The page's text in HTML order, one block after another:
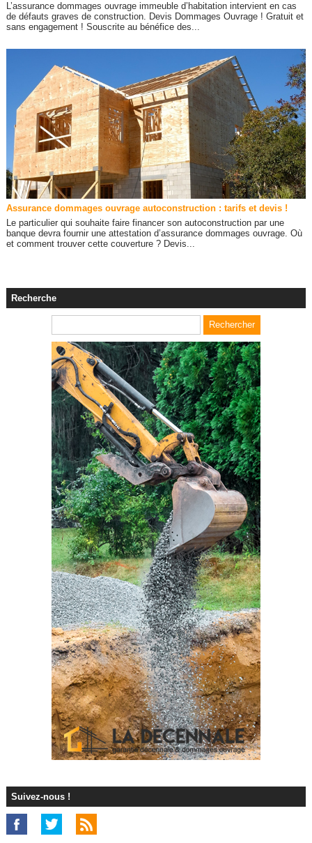
L’assurance dommages ouvrage immeuble d’habitation intervient en cas
de défauts graves de construction. Devis Dommages Ouvrage ! Gratuit et
sans engagement ! Souscrite au bénéfice des...
Assurance dommages ouvrage autoconstruction : tarifs et devis !
Le particulier qui souhaite faire financer son autoconstruction par une
banque devra fournir une attestation d’assurance dommages ouvrage. Où
et comment trouver cette couverture ? Devis...
Recherche
Suivez-nous !